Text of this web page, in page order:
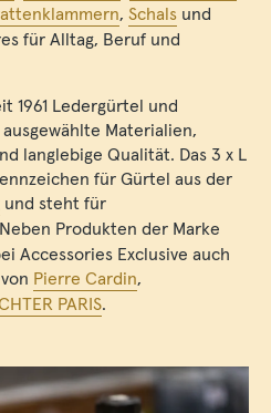
, Schals und
für Alltag, Beruf und
1961 Ledergürtel und
Materialien,
langlebige Qualität. Das 3 x L
für Gürtel aus der
und steht für
Produkten der Marke
Accessories Exclusive auch
Pierre Cardin,
PARIS.